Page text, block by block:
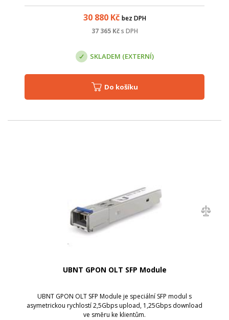
30 880Kč bez DPH
37 365Kč s DPH
SKLADEM (EXTERNÍ)
Do košíku
UBNT GPON OLT SFP Module
UBNT GPON OLT SFP Module je speciální SFP modul s
asymetrickou rychlostí 2,5Gbps upload, 1,25Gbps download
ve směru ke klientům.